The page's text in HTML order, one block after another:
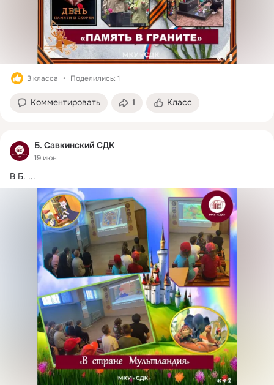
3 класса Поделились: 1
Комментировать 1 Класс
Б. Савкинский СДК
19 июн
В Б. ...